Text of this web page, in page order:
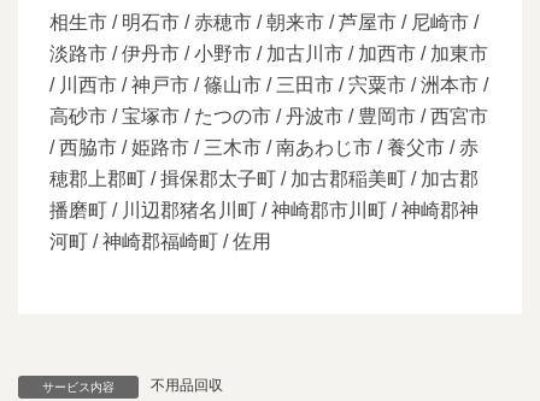
相生市 / 明石市 / 赤穂市 / 朝来市 / 芦屋市 / 尼崎市 /
淡路市 / 伊丹市 / 小野市 / 加古川市 / 加西市 / 加東市
/ 川西市 / 神戸市 / 篠山市 / 三田市 / 宍粟市 / 洲本市 /
高砂市 / 宝塚市 / たつの市 / 丹波市 / 豊岡市 / 西宮市
/ 西脇市 / 姫路市 / 三木市 / 南あわじ市 / 養父市 / 赤
穂郡上郡町 / 揖保郡太子町 / 加古郡稲美町 / 加古郡
播磨町 / 川辺郡猪名川町 / 神崎郡市川町 / 神崎郡神
河町 / 神崎郡福崎町 / 佐用
サービス内容 不用品回収